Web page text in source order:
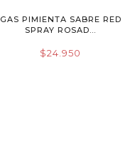
GAS PIMIENTA SABRE RED
SPRAY ROSAD...
$24.950